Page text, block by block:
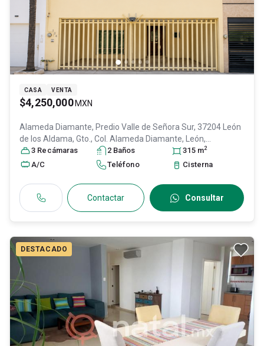
CASA VENTA
$4,250,000 MXN
Alameda Diamante, Predio Valle de Señora Sur, 37204 León
de los Aldama, Gto., Col. Alameda Diamante,
León,
Guanajuato, México , C.P. 37204, ID: 31060791
3 Recámaras 2 Baños 315 m2
A/C Teléfono Cisterna
Contactar Consultar
DESTACADO